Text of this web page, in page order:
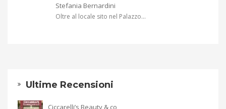
Stefania Bernardini
Oltre al locale sito nel Palazzo...
Ultime Recensioni
Ciccarelli’s Beauty & co